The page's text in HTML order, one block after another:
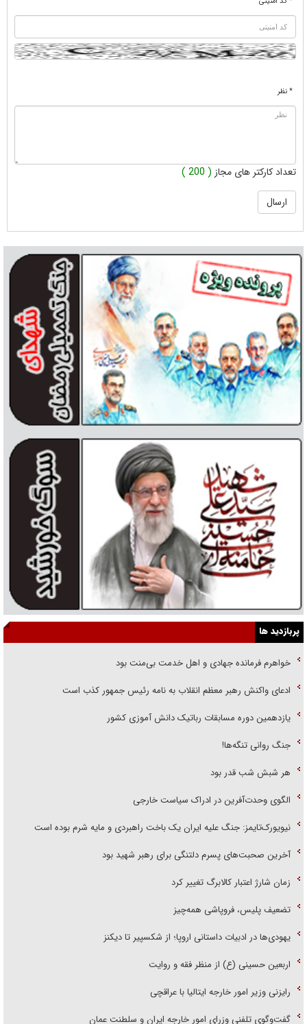
* نظر
تعداد کارکتر های مجاز ( 200 )
پربازدید ها
خواهرم فرمانده جهادی و اهل خدمت بی‌منت بود
ادعای واکنش رهبر معظم انقلاب به نامه رئیس جمهور کذب است
یازدهمین دوره مسابقات رباتیک دانش آموزی کشور
جنگ روانی تنگه‌ها!
هر شبش شب قدر بود
الگوی وحدت‌آفرین در ادراک سیاست خارجی
نیویورک‌تایمز: جنگ علیه ایران یک باخت راهبردی و مایه شرم بوده است
آخرین صحبت‌های پسرم دلتنگی برای رهبر شهید بود
زمان شارژ اعتبار کالابرگ تغییر کرد
تضعیف پلیس، فروپاشی همه‌چیز
یهودی‌ها در ادبیات داستانی اروپا؛ از شکسپیر تا دیکنز
اربعین حسینی (ع) از منظر فقه و روایت
رایزنی وزیر امور خارجه ایتالیا با عراقچی
گفت‌وگوی تلفنی وزرای امور خارجه ایران و سلطنت عمان